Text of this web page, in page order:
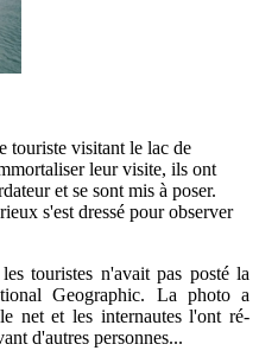
touriste visitant le lac de
leur visite, ils ont
et se sont mis à poser.
s'est dressé pour observer
touristes n'avait pas posté la
Geographic. La photo a
net et les internautes l'ont ré-
d'autres personnes...